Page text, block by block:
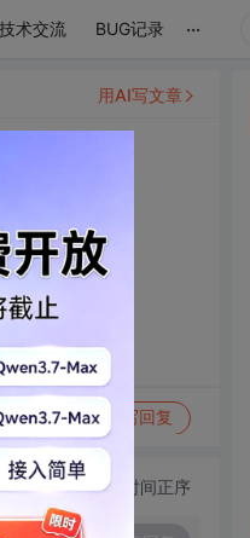
技术交流 BUG记录 ...
写回复
用AI写文章
切换为时间正序